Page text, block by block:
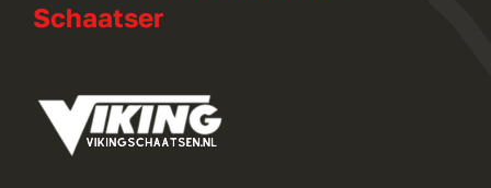
Schaatser